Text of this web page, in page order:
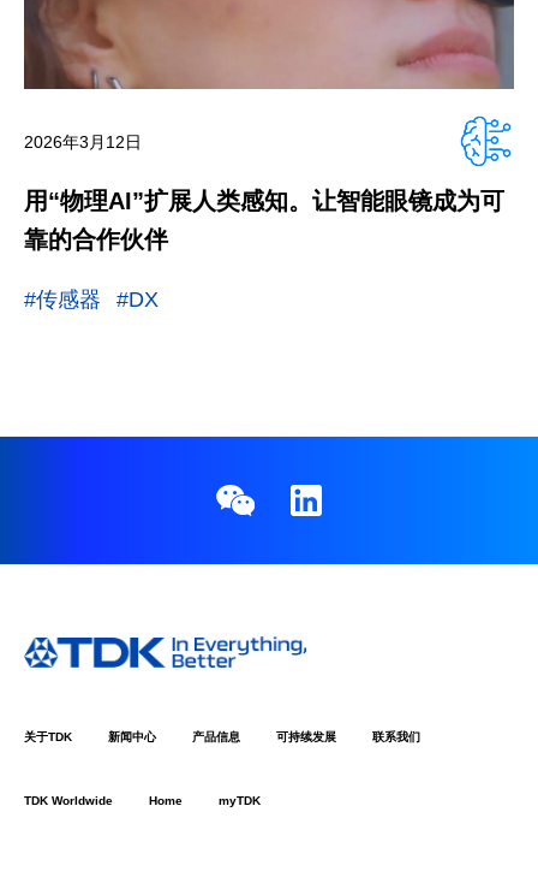
2026年3月12日
用“物理AI”扩展人类感知。让智能眼镜成为可
靠的合作伙伴
#传感器 #DX
关于TDK 新闻中心 产品信息 可持续发展 联系我们
TDK Worldwide Home myTDK